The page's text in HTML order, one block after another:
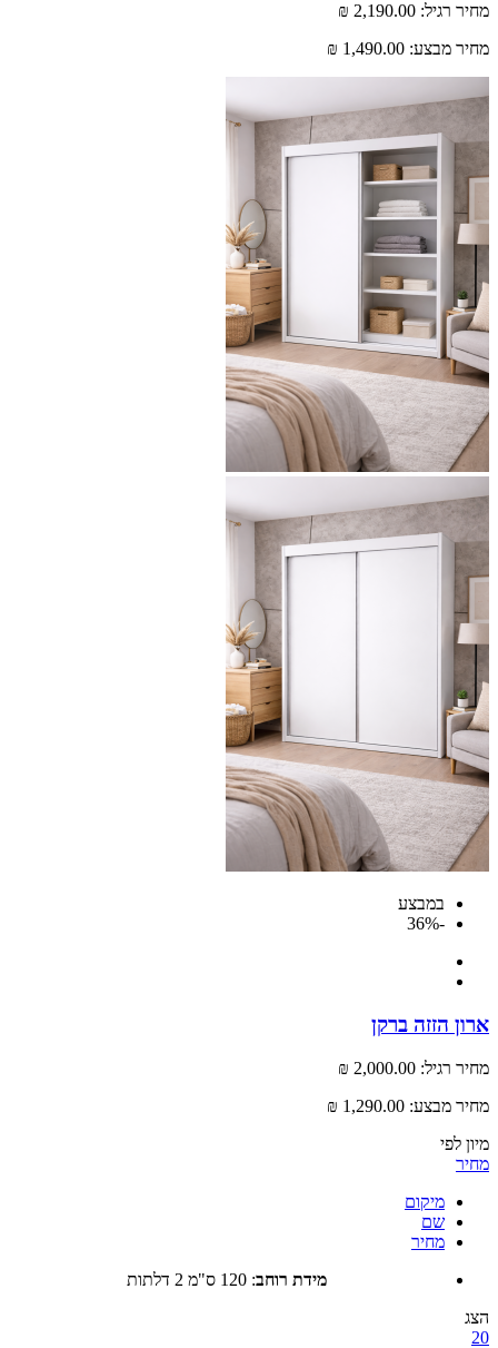
רגיל: 2,190.00 ₪
מבצע: 1,490.00 ₪
במבצע
הזזה ברקן
רגיל: 2,000.00 ₪
מבצע: 1,290.00 ₪
מיקום
שם
מחיר
מידת רוחב :120 ס"מ 2 דלתות